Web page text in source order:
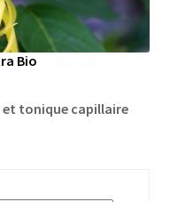
Bio
et tonique capillaire